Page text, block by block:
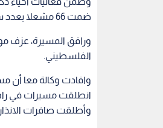
ضمت 66 مشعلا بعدد سنوات التهجير عن فلسطين
ورافق المسيرة، عزف
الفلسطيني.
وافادت وكالة معا أن
انطلقت مسيرات في
وأطلقت صافرات الانذار عند الساعة 12 ظهرا ووقفت السيارات